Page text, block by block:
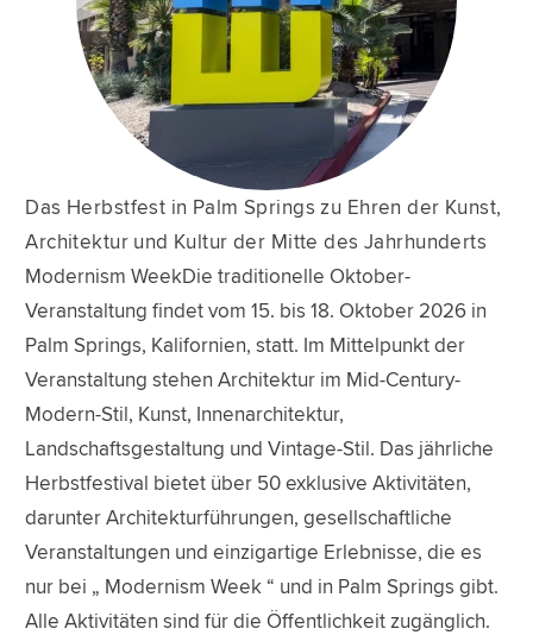
Das Herbstfest in Palm Springs zu Ehren der Kunst,
Architektur und Kultur der Mitte des Jahrhunderts
Modernism WeekDie traditionelle Oktober-
Veranstaltung findet vom 15. bis 18. Oktober 2026 in
Palm Springs, Kalifornien, statt. Im Mittelpunkt der
Veranstaltung stehen Architektur im Mid-Century-
Modern-Stil, Kunst, Innenarchitektur,
Landschaftsgestaltung und Vintage-Stil. Das jährliche
Herbstfestival bietet über 50 exklusive Aktivitäten,
darunter Architekturführungen, gesellschaftliche
Veranstaltungen und einzigartige Erlebnisse, die es
nur bei „ Modernism Week “ und in Palm Springs gibt.
Alle Aktivitäten sind für die Öffentlichkeit zugänglich.